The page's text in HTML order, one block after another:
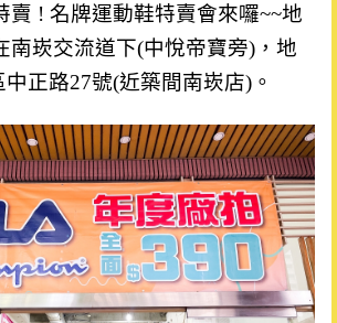
賣 ! 名牌運動鞋特賣會來囉~~地
南崁交流道下(中悅帝寶旁)，地
中正路27號(近築間南崁店) 。